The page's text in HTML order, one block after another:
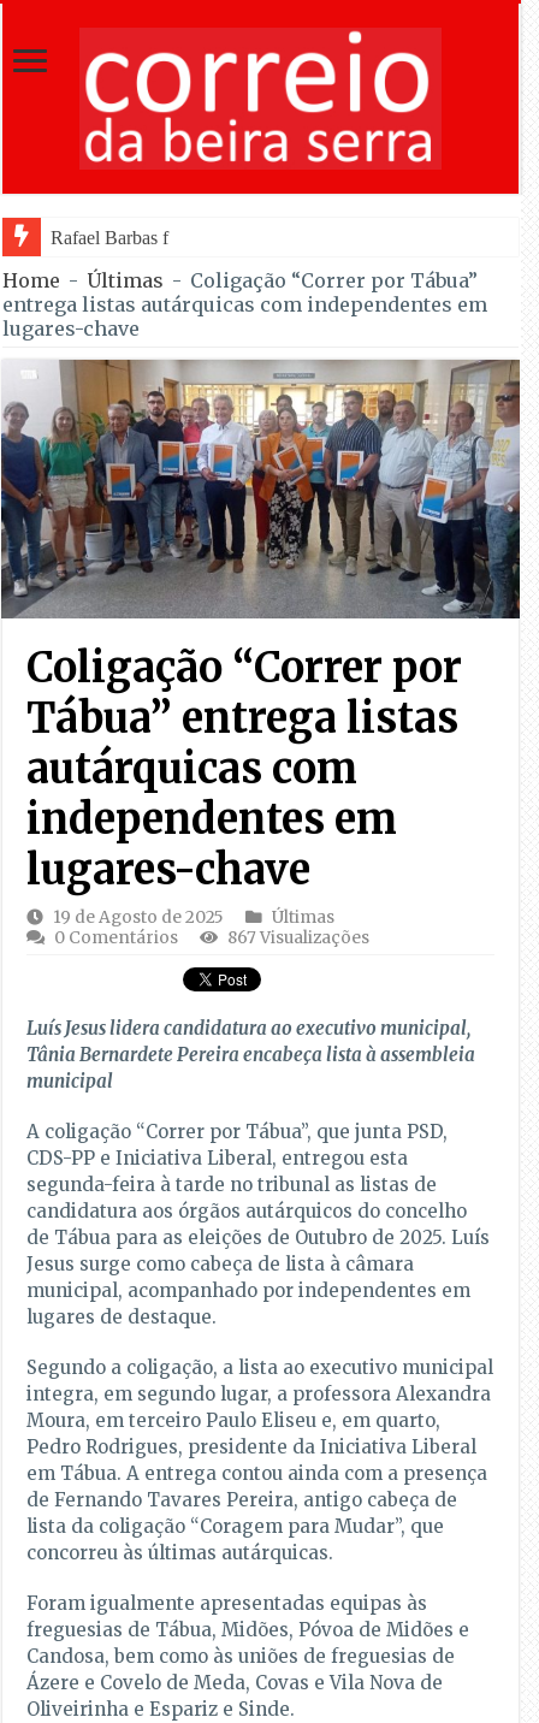
Rafael Barbas foi sétimo na Torre na estreia pe
Home - Últimas - Coligação “Correr por Tábua”
entrega listas autárquicas com independentes em
lugares-chave
Coligação “Correr por
Tábua” entrega listas
autárquicas com
independentes em
lugares-chave
19 de Agosto de 2025
Últimas
0 Comentários
867 Visualizações
Luís Jesus lidera candidatura ao executivo municipal,
Tânia Bernardete Pereira encabeça lista à assembleia
municipal
A coligação “Correr por Tábua”, que junta PSD,
CDS-PP e Iniciativa Liberal, entregou esta
segunda-feira à tarde no tribunal as listas de
candidatura aos órgãos autárquicos do concelho
de Tábua para as eleições de Outubro de 2025. Luís
Jesus surge como cabeça de lista à câmara
municipal, acompanhado por independentes em
lugares de destaque.
Segundo a coligação, a lista ao executivo municipal
integra, em segundo lugar, a professora Alexandra
Moura, em terceiro Paulo Eliseu e, em quarto,
Pedro Rodrigues, presidente da Iniciativa Liberal
em Tábua. A entrega contou ainda com a presença
de Fernando Tavares Pereira, antigo cabeça de
lista da coligação “Coragem para Mudar”, que
concorreu às últimas autárquicas.
Foram igualmente apresentadas equipas às
freguesias de Tábua, Midões, Póvoa de Midões e
Candosa, bem como às uniões de freguesias de
Ázere e Covelo de Meda, Covas e Vila Nova de
Oliveirinha e Espariz e Sinde.